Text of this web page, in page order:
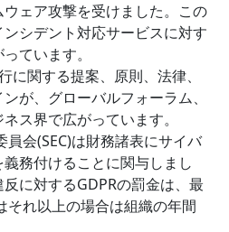
ェア攻撃を受けました。この
シデント対応サービスに対す
ています。
に関する提案、原則、法律、
が、グローバルフォーラム、
ス界で広がっています。
会(SEC)は財務諸表にサイバ
務付けることに関与しまし
に対するGDPRの罰金は、最
それ以上の場合は組織の年間